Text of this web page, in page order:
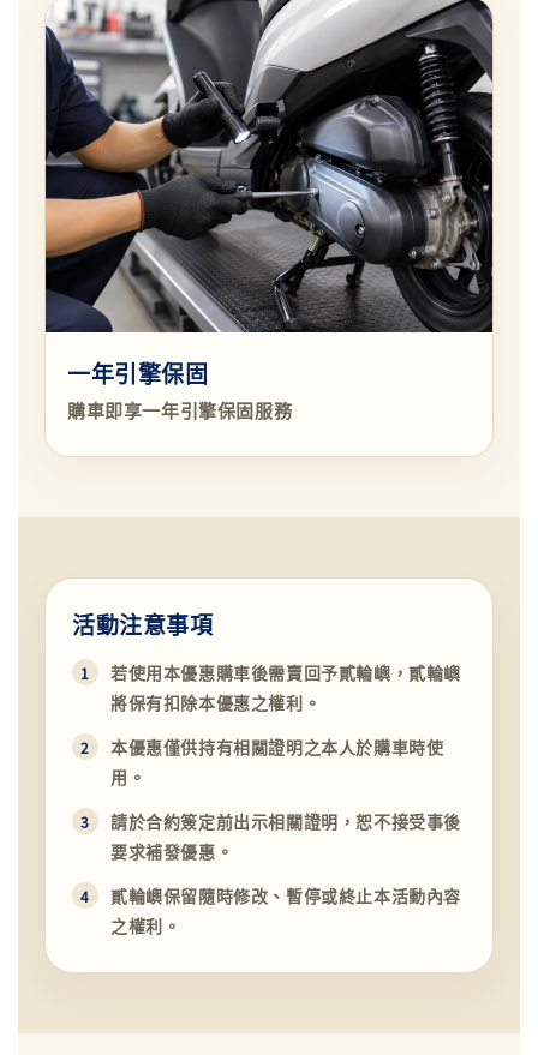
一年引擎保固
購車即享一年引擎保固服務
活動注意事項
若使用本優惠購車後需賣回予貳輪嶼，貳輪嶼
將保有扣除本優惠之權利。
本優惠僅供持有相關證明之本人於購車時使
用。
請於合約簽定前出示相關證明，恕不接受事後
要求補發優惠。
貳輪嶼保留隨時修改、暫停或終止本活動內容
之權利。